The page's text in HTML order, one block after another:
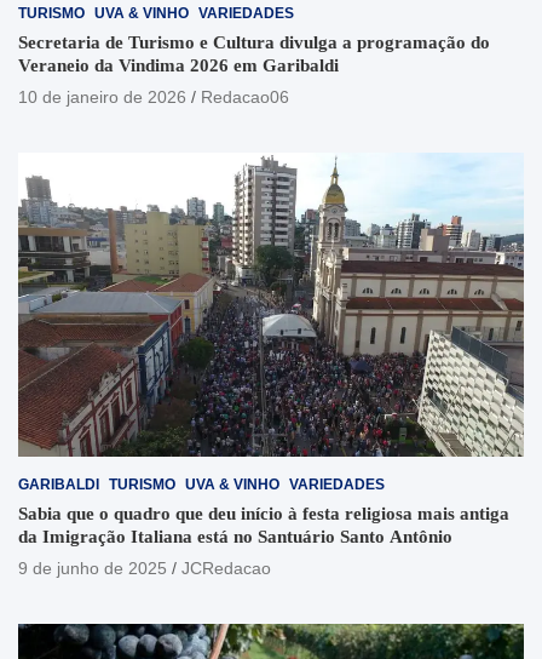
TURISMO UVA & VINHO VARIEDADES
Secretaria de Turismo e Cultura divulga a programação do
Veraneio da Vindima 2026 em Garibaldi
10 de janeiro de 2026
Redacao06
GARIBALDI TURISMO UVA & VINHO VARIEDADES
Sabia que o quadro que deu início à festa religiosa mais antiga
da Imigração Italiana está no Santuário Santo Antônio
9 de junho de 2025
JCRedacao